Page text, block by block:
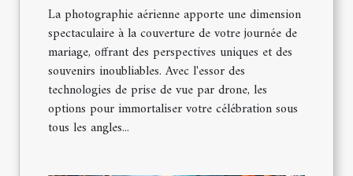
La photographie aérienne apporte une dimension
spectaculaire à la couverture de votre journée de
mariage, offrant des perspectives uniques et des
souvenirs inoubliables. Avec l'essor des
technologies de prise de vue par drone, les
options pour immortaliser votre célébration sous
tous les angles...